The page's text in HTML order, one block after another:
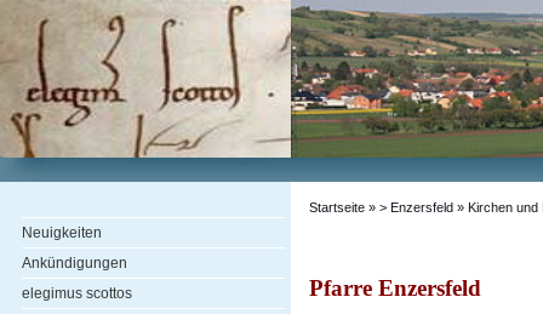
Neuigkeiten
Ankündigungen
elegimus scottos
Startseite » > Enzersfeld » Kirchen und
Pfarre Enzersfeld